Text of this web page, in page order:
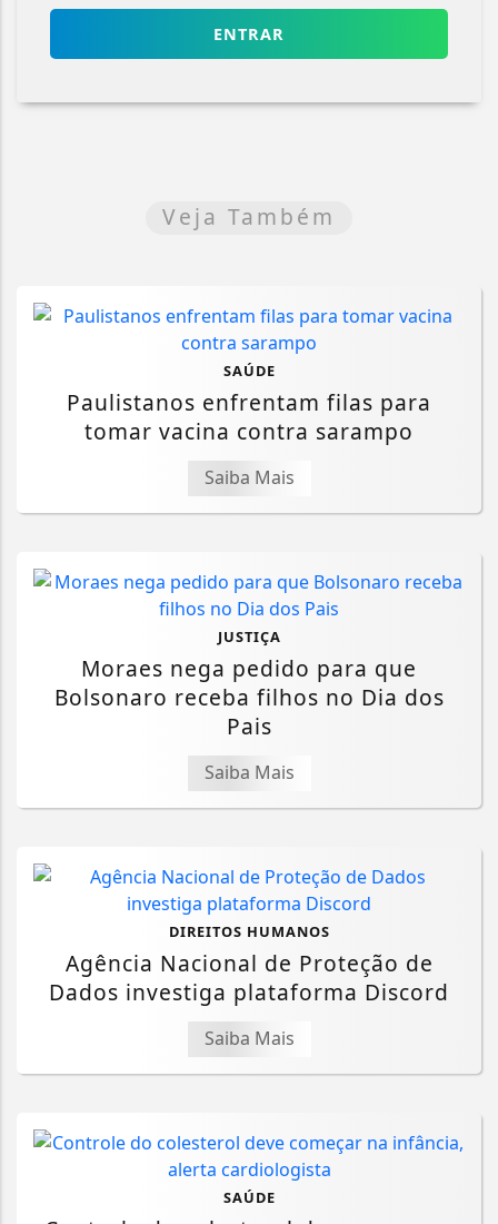
ENTRAR
Veja Também
SAÚDE
Paulistanos enfrentam filas para
tomar vacina contra sarampo
Saiba Mais
JUSTIÇA
Moraes nega pedido para que
Bolsonaro receba filhos no Dia dos
Pais
Saiba Mais
DIREITOS HUMANOS
Agência Nacional de Proteção de
Dados investiga plataforma Discord
Saiba Mais
SAÚDE